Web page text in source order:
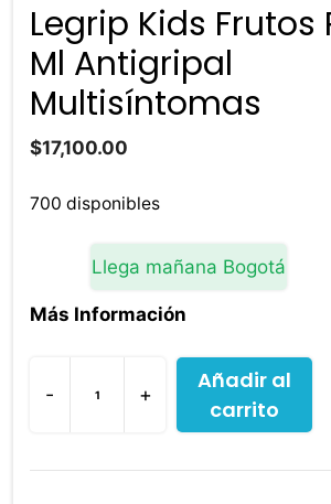
Legrip Kids Frutos
Ml Antigripal
Multisíntomas
$17,100.00
700 disponibles
Llega mañana Bogotá
Más Información
-
Legrip
Kids
Frutos
+
Añadir al
carrito